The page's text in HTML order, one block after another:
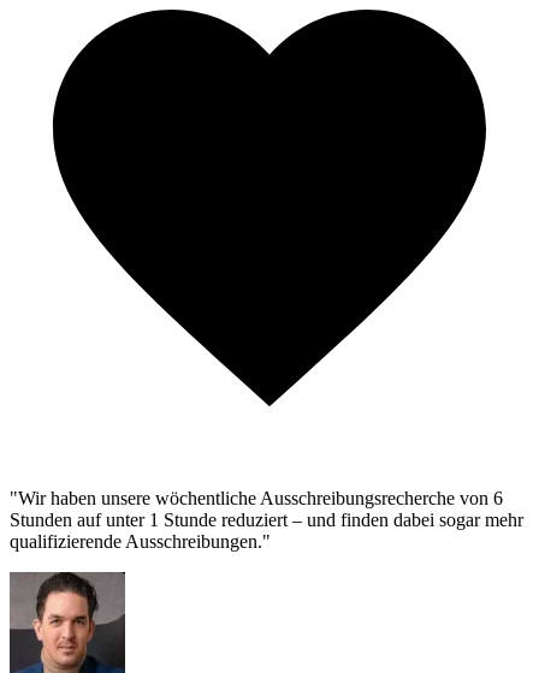
"Wir haben unsere wöchentliche Ausschreibungsrecherche von 6
Stunden auf unter 1 Stunde reduziert – und finden dabei sogar mehr
qualifizierende Ausschreibungen."